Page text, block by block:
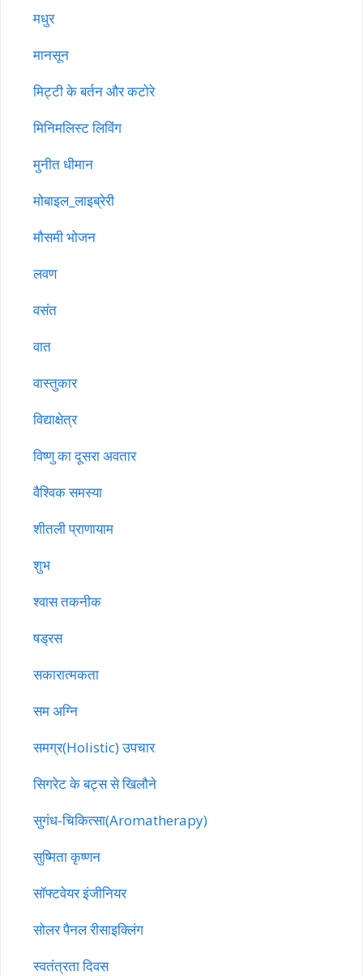
मधुर
मानसून
मिट्टी के बर्तन और कटोरे
मिनिमलिस्ट लिविंग
मुनीत धीमान
मोबाइल_लाइब्रेरी
मौसमी भोजन
लवण
वसंत
वात
वास्तुकार
विद्याक्षेत्र
विष्णु का दूसरा अवतार
वैश्विक समस्या
शीतली प्राणायाम
शुभ
श्वास तकनीक
षड्रस
सकारात्मकता
सम अग्नि
समग्र(Holistic) उपचार
सिगरेट के बट्स से खिलौने
सुगंध-चिकित्सा(Aromatherapy)
सुष्मिता कृष्णन
सॉफ्टवेयर इंजीनियर
सोलर पैनल रीसाइक्लिंग
स्वतंत्रता दिवस